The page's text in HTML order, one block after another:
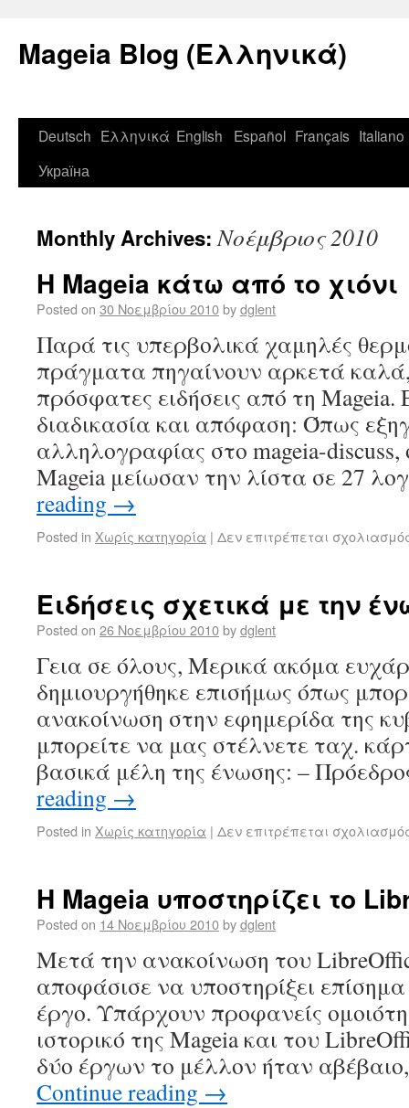
Mageia Blog (Ελληνικά)
Deutsch Ελληνικά English Español Français Italiano
Україна
Monthly Archives:Νοέμβριος 2010
Η Mageia κάτω από το χιόνι
Posted on 30 Νοεμβρίου 2010bydglent
Παρά τις υπερβολικά χαμηλές
πράγματα πηγαίνουν αρκετά καλά,
πρόσφατες ειδήσεις από τη
διαδικασία και απόφαση: Όπως
αλληλογραφίας στο mageia-discuss,
Mageia μείωσαν την λίστα σε 27
reading →
Posted in Χωρίς κατηγορία | Δεν επιτρέπεται
Ειδήσεις σχετικά με την
Posted on 26 Νοεμβρίου 2010bydglent
Γεια σε όλους, Μερικά ακόμα
δημιουργήθηκε επισήμως όπως
ανακοίνωση στην εφημερίδα της
μπορείτε να μας στέλνετε ταχ.
βασικά μέλη της ένωσης: –
reading →
Posted in Χωρίς κατηγορία | Δεν επιτρέπεται
Η Mageia υποστηρίζει το
Posted on 14 Νοεμβρίου 2010bydglent
Μετά την ανακοίνωση του
αποφάσισε να υποστηρίξει
έργο. Υπάρχουν προφανείς
ιστορικό της Mageia και του
δύο έργων το μέλλον ήταν
Continue reading →